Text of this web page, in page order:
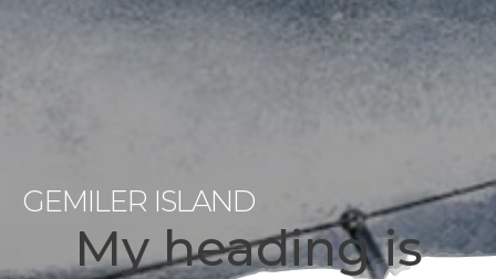
GEMILER ISLAND
My heading is